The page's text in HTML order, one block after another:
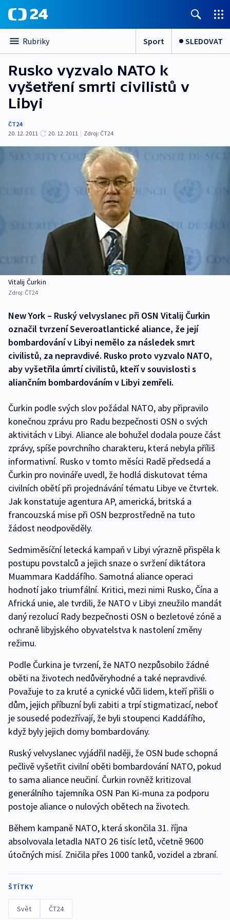
Rubriky Sport SLEDOVAT
Rusko vyzvalo NATO k
vyšetření smrti civilistů v
Libyi
ČT24
20. 12. 2011
20. 12. 2011 | Zdroj: ČT24
Vitalij Čurkin
Zdroj: ČT24
New York – Ruský velvyslanec při OSN Vitalij Čurkin
označil tvrzení Severoatlantické aliance, že její
bombardování v Libyi nemělo za následek smrt
civilistů, za nepravdivé. Rusko proto vyzvalo NATO,
aby vyšetřila úmrtí civilistů, kteří v souvislosti s
aliančním bombardováním v Libyi zemřeli.
Čurkin podle svých slov požádal NATO, aby připravilo
konečnou zprávu pro Radu bezpečnosti OSN o svých
aktivitách v Libyi. Aliance ale bohužel dodala pouze část
zprávy, spíše povrchního charakteru, která nebyla příliš
informativní. Rusko v tomto měsíci Radě předsedá a
Čurkin pro novináře uvedl, že hodlá diskutovat téma
civilních obětí při projednávání tématu Libye ve čtvrtek.
Jak konstatuje agentura AP, americká, britská a
francouzská mise při OSN bezprostředně na tuto
žádost neodpověděly.
Sedmiměsíční letecká kampaň v Libyi výrazně přispěla k
postupu povstalců a jejich snaze o svržení diktátora
Muammara Kaddáfího. Samotná aliance operaci
hodnotí jako triumfální. Kritici, mezi nimi Rusko, Čína a
Africká unie, ale tvrdili, že NATO v Libyi zneužilo mandát
daný rezolucí Rady bezpečnosti OSN o bezletové zóně a
ochraně libyjského obyvatelstva k nastolení změny
režimu.
Podle Čurkina je tvrzení, že NATO nezpůsobilo žádné
oběti na životech nedůvěryhodné a také nepravdivé.
Považuje to za kruté a cynické vůči lidem, kteří přišli o
dům, jejich příbuzní byli zabiti a trpí stigmatizací, neboť
je sousedé podezřívají, že byli stoupenci Kaddáfího,
když byly jejich domy bombardovány.
Ruský velvyslanec vyjádřil naději, že OSN bude schopná
pečlivě vyšetřit civilní oběti bombardování NATO, pokud
to sama aliance neučiní. Čurkin rovněž kritizoval
generálního tajemníka OSN Pan Ki-muna za podporu
postoje aliance o nulových obětech na životech.
Během kampaně NATO, která skončila 31. října
absolvovala letadla NATO 26 tisíc letů, včetně 9600
útočných misí. Zničila přes 1000 tanků, vozidel a zbraní.
ŠTÍTKY
Svět ČT24